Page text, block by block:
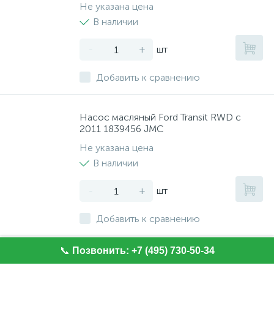
Не указана цена
В наличии
- + шт
Добавить к сравнению
Насос масляный Ford Transit RWD с
2011 1839456 JMC
Не указана цена
В наличии
- + шт
Добавить к сравнению
Ролик ремня генератора с натяжителем
📞 Позвонить: +7 (495) 730-50-34